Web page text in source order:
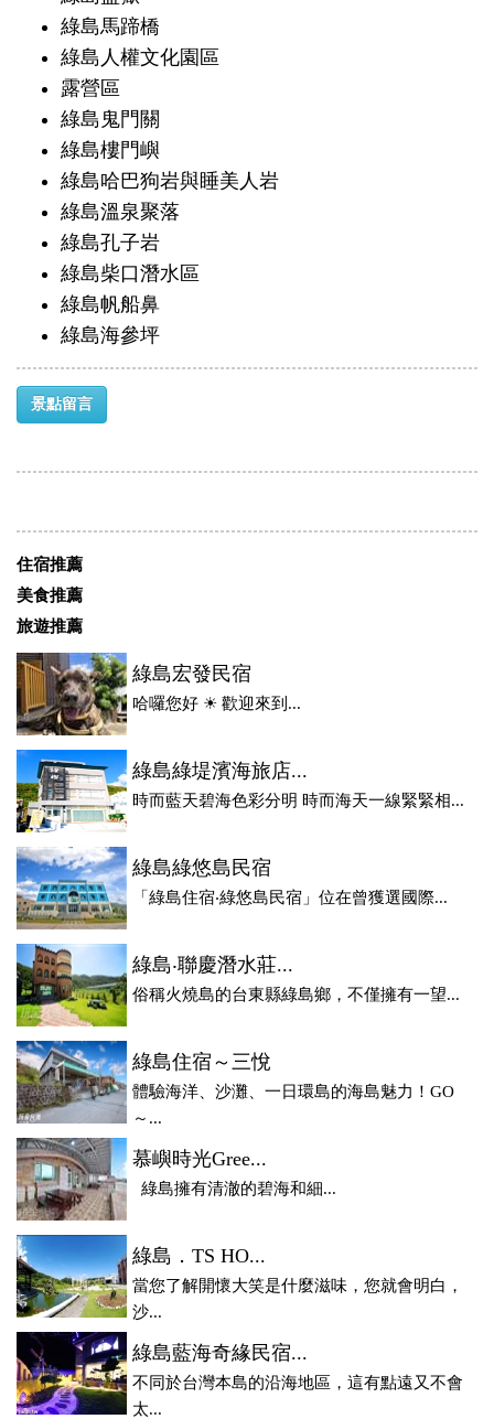
綠島馬蹄橋
綠島人權文化園區
露營區
綠島鬼門關
綠島樓門嶼
綠島哈巴狗岩與睡美人岩
綠島溫泉聚落
綠島孔子岩
綠島柴口潛水區
綠島帆船鼻
綠島海參坪
景點留言
住宿推薦
美食推薦
旅遊推薦
綠島宏發民宿
哈囉您好 ☀ 歡迎來到...
綠島綠堤濱海旅店...
時而藍天碧海色彩分明 時而海天一線緊緊相...
綠島綠悠島民宿
「綠島住宿‧綠悠島民宿」位在曾獲選國際...
綠島‧聯慶潛水莊...
俗稱火燒島的台東縣綠島鄉，不僅擁有一望...
綠島住宿～三悅
體驗海洋、沙灘、一日環島的海島魅力！GO
～...
慕嶼時光Gree...
綠島擁有清澈的碧海和細...
綠島．TS HO...
當您了解開懷大笑是什麼滋味，您就會明白，
沙...
綠島藍海奇緣民宿...
不同於台灣本島的沿海地區，這有點遠又不會
太...